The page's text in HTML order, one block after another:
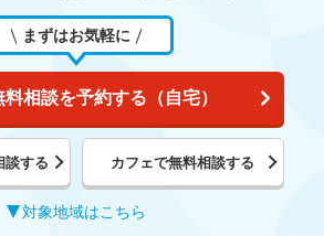
まずはお気軽に
相談を予約する（自宅）
談する カフェで無料相談する
対象地域はこちら